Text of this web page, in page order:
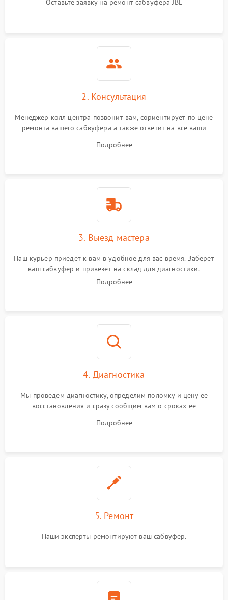
Оставьте заявку на ремонт сабвуфера JBL
2. Консультация
Менеджер колл центра позвонит вам, сориентирует по цене
ремонта вашего сабвуфера а также ответит на все ваши
Подробнее
3. Выезд мастера
Наш курьер приедет к вам в удобное для вас время. Заберет
ваш сабвуфер и привезет на склад для диагностики.
Подробнее
4. Диагностика
Мы проведем диагностику, определим поломку и цену ее
восстановления и сразу сообщим вам о сроках ее
Подробнее
5. Ремонт
Наши эксперты ремонтируют ваш сабвуфер.